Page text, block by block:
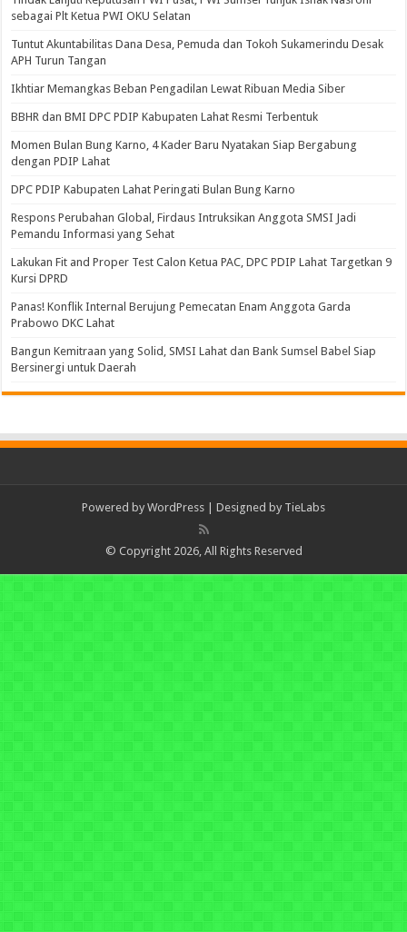
sebagai Plt Ketua PWI OKU Selatan
Tuntut Akuntabilitas Dana Desa, Pemuda dan Tokoh Sukamerindu Desak
APH Turun Tangan
Ikhtiar Memangkas Beban Pengadilan Lewat Ribuan Media Siber
BBHR dan BMI DPC PDIP Kabupaten Lahat Resmi Terbentuk
Momen Bulan Bung Karno, 4 Kader Baru Nyatakan Siap Bergabung
dengan PDIP Lahat
DPC PDIP Kabupaten Lahat Peringati Bulan Bung Karno
Respons Perubahan Global, Firdaus Intruksikan Anggota SMSI Jadi
Pemandu Informasi yang Sehat
Lakukan Fit and Proper Test Calon Ketua PAC, DPC PDIP Lahat Targetkan 9
Kursi DPRD
Panas! Konflik Internal Berujung Pemecatan Enam Anggota Garda
Prabowo DKC Lahat
Bangun Kemitraan yang Solid, SMSI Lahat dan Bank Sumsel Babel Siap
Bersinergi untuk Daerah
Powered by WordPress | Designed by TieLabs
© Copyright 2026, All Rights Reserved